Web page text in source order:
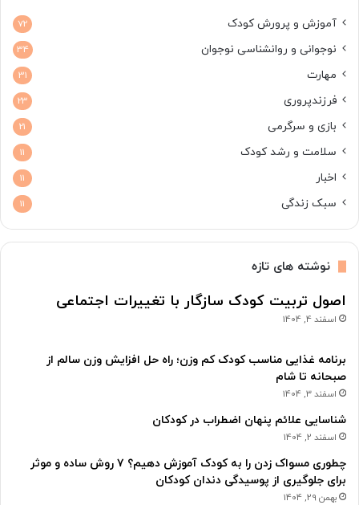
آموزش و پرورش کودک 72
نوجوانی و روانشناسی نوجوان 34
مهارت 31
فرزندپروری 23
بازی و سرگرمی 21
سلامت و رشد کودک 11
اخبار 11
سبک زندگی 11
نوشته های تازه
اصول تربیت کودک سازگار با تغییرات اجتماعی
اسفند 4, 1404
برنامه غذایی مناسب کودک کم وزن؛ راه حل افزایش وزن سالم از
صبحانه تا شام
اسفند 3, 1404
شناسایی علائم پنهان اضطراب در کودکان
اسفند 2, 1404
چطوری مسواک زدن را به کودک آموزش دهیم؟ ۷ روش ساده و موثر
برای جلوگیری از پوسیدگی دندان کودکان
بهمن 29, 1404